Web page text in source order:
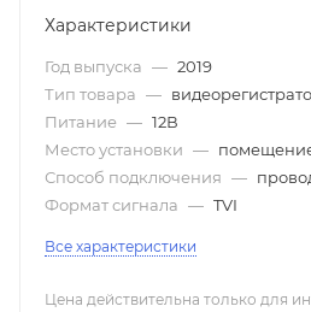
Характеристики
Год выпуска — 2019
Тип товара —
Питание — 12В
Место установки —
Способ подключения —
Формат сигнала — TVI
Все характеристики
Цена действительна только для